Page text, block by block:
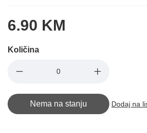
6.90 KM
Količina
Nema na stanju Dodaj na